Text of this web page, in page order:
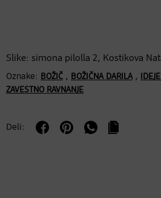
Slike: simona pilolla 2, Kostikova
Oznake: BOŽIČ , BOŽIČNA DARILA,
ZAVESTNO RAVNANJE
Deli: